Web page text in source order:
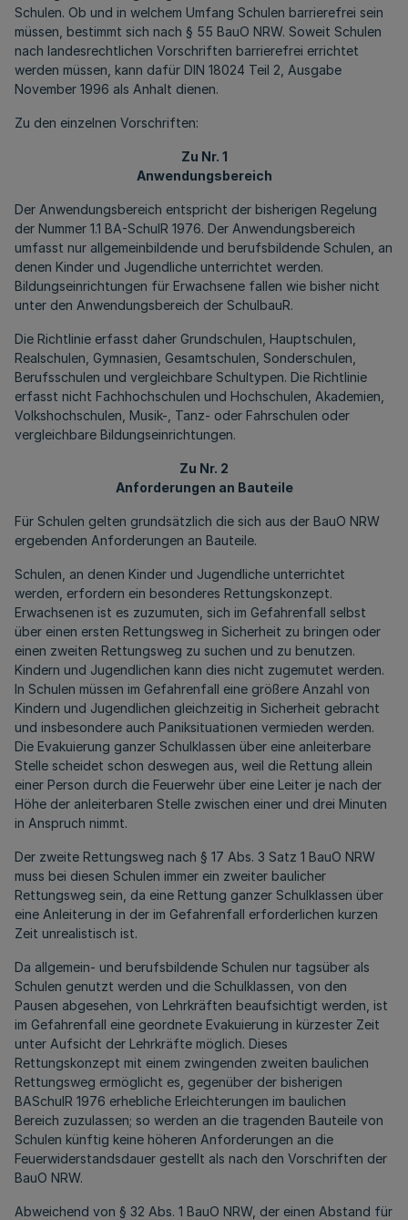
Schulen. Ob und in welchem Umfang Schulen barrierefrei sein
müssen, bestimmt sich nach § 55 BauO NRW. Soweit Schulen
nach landesrechtlichen Vorschriften barrierefrei errichtet
werden müssen, kann dafür DIN 18024 Teil 2, Ausgabe
November 1996 als Anhalt dienen.
Zu den einzelnen Vorschriften:
Zu Nr. 1
Anwendungsbereich
Der Anwendungsbereich entspricht der bisherigen Regelung
der Nummer 1.1 BA-SchulR 1976. Der Anwendungsbereich
umfasst nur allgemeinbildende und berufsbildende Schulen, an
denen Kinder und Jugendliche unterrichtet werden.
Bildungseinrichtungen für Erwachsene fallen wie bisher nicht
unter den Anwendungsbereich der SchulbauR.
Die Richtlinie erfasst daher Grundschulen, Hauptschulen,
Realschulen, Gymnasien, Gesamtschulen, Sonderschulen,
Berufsschulen und vergleichbare Schultypen. Die Richtlinie
erfasst nicht Fachhochschulen und Hochschulen, Akademien,
Volkshochschulen, Musik-, Tanz- oder Fahrschulen oder
vergleichbare Bildungseinrichtungen.
Zu Nr. 2
Anforderungen an Bauteile
Für Schulen gelten grundsätzlich die sich aus der BauO NRW
ergebenden Anforderungen an Bauteile.
Schulen, an denen Kinder und Jugendliche unterrichtet
werden, erfordern ein besonderes Rettungskonzept.
Erwachsenen ist es zuzumuten, sich im Gefahrenfall selbst
über einen ersten Rettungsweg in Sicherheit zu bringen oder
einen zweiten Rettungsweg zu suchen und zu benutzen.
Kindern und Jugendlichen kann dies nicht zugemutet werden.
In Schulen müssen im Gefahrenfall eine größere Anzahl von
Kindern und Jugendlichen gleichzeitig in Sicherheit gebracht
und insbesondere auch Paniksituationen vermieden werden.
Die Evakuierung ganzer Schulklassen über eine anleiterbare
Stelle scheidet schon deswegen aus, weil die Rettung allein
einer Person durch die Feuerwehr über eine Leiter je nach der
Höhe der anleiterbaren Stelle zwischen einer und drei Minuten
in Anspruch nimmt.
Der zweite Rettungsweg nach § 17 Abs. 3 Satz 1 BauO NRW
muss bei diesen Schulen immer ein zweiter baulicher
Rettungsweg sein, da eine Rettung ganzer Schulklassen über
eine Anleiterung in der im Gefahrenfall erforderlichen kurzen
Zeit unrealistisch ist.
Da allgemein- und berufsbildende Schulen nur tagsüber als
Schulen genutzt werden und die Schulklassen, von den
Pausen abgesehen, von Lehrkräften beaufsichtigt werden, ist
im Gefahrenfall eine geordnete Evakuierung in kürzester Zeit
unter Aufsicht der Lehrkräfte möglich. Dieses
Rettungskonzept mit einem zwingenden zweiten baulichen
Rettungsweg ermöglicht es, gegenüber der bisherigen
BASchulR 1976 erhebliche Erleichterungen im baulichen
Bereich zuzulassen; so werden an die tragenden Bauteile von
Schulen künftig keine höheren Anforderungen an die
Feuerwiderstandsdauer gestellt als nach den Vorschriften der
BauO NRW.
Abweichend von § 32 Abs. 1 BauO NRW, der einen Abstand für